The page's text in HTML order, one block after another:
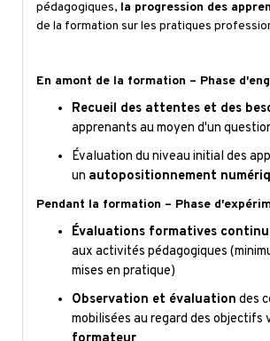
pédagogiques, la progression des
de la formation sur les pratiques
En amont de la formation – Phase
Recueil des attentes et des
apprenants au moyen d'un
Évaluation du niveau initial des
un autopositionnement
Pendant la formation – Phase
Évaluations formatives
aux activités pédagogiques
mises en pratique)
Observation et évaluation des
mobilisées au regard des objectifs